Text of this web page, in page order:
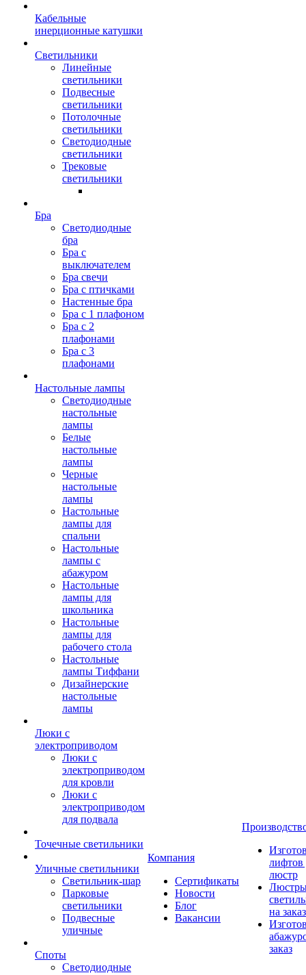
Кабельные
инерционные катушки
Светильники
Линейные
светильники
Подвесные
светильники
Потолочные
светильники
Светодиодные
светильники
Трековые
светильники
Бра
Светодиодные
бра
Бра с
выключателем
Бра свечи
Бра с птичками
Настенные бра
Бра с 1 плафоном
Бра с 2
плафонами
Бра с 3
плафонами
Настольные лампы
Светодиодные
настольные
лампы
Белые
настольные
лампы
Черные
настольные
лампы
Настольные
лампы для
спальни
Настольные
лампы с
абажуром
Настольные
лампы для
школьника
Настольные
лампы для
рабочего стола
Настольные
лампы Тиффани
Дизайнерские
настольные
лампы
Люки с
электроприводом
Люки с
электроприводом
для кровли
Люки с
электроприводом
для подвала
Точечные светильники
Уличные светильники
Светильник-шар
Парковые
светильники
Подвесные
уличные
Споты
Светодиодные
Компания
Сертификаты
Новости
Блог
Вакансии
лифтов
люстр
на заказ
заказ